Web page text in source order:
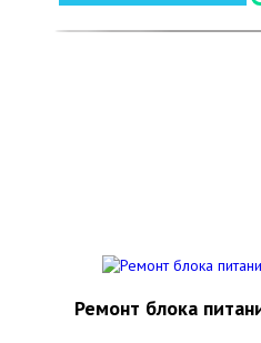
Ремонт блока